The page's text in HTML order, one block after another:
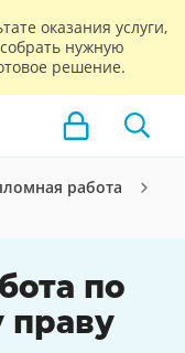
оказания услуги,
нужную
решение.
работа
по